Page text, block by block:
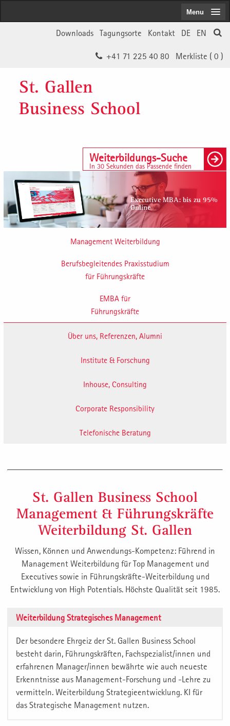
EN
DE
Kontakt
Tagungsorte
Downloads
Merkliste ( 0 )
+41 71 225 40 80
St. Gallen
Business School
Weiterbildungs-Suche
In 30 Sekunden das Passende finden
Executive MBA: bis zu 95%
Online
Management Weiterbildung
Berufsbegleitendes Praxisstudium
für Führungskräfte
EMBA für
Führungskräfte
Über uns, Referenzen, Alumni
Institute & Forschung
Inhouse, Consulting
Corporate Responsibility
Telefonische Beratung
Menu
St. Gallen Business School
Management & Führungskräfte
Weiterbildung St. Gallen
Wissen, Können und Anwendungs-Kompetenz: Führend in
Management Weiterbildung für Top Management und
Executives sowie in Führungskräfte-Weiterbildung und
Entwicklung von High Potentials. Höchste Qualität seit 1985.
Weiterbildung Strategisches Management
Der besondere Ehrgeiz der St. Gallen Business School
besteht darin, Führungskräften, Fachspezialist/innen und
erfahrenen Manager/innen bewährte wie auch neueste
Erkenntnisse aus Management-Forschung und -Lehre zu
vermitteln. Weiterbildung Strategieentwicklung. KI für
das Strategische Management nutzen.